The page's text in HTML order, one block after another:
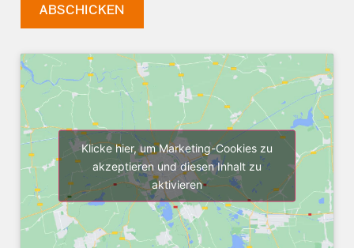
Klicke hier, um Marketing-Cookies zu
akzeptieren und diesen Inhalt zu
aktivieren
ABSCHICKEN